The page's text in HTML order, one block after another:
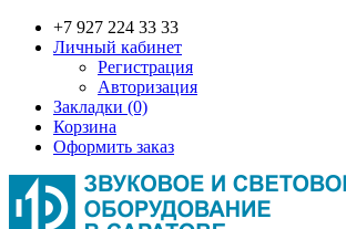
+7 927 224 33 33
Личный кабинет
Регистрация
Авторизация
Закладки (0)
Корзина
Оформить заказ